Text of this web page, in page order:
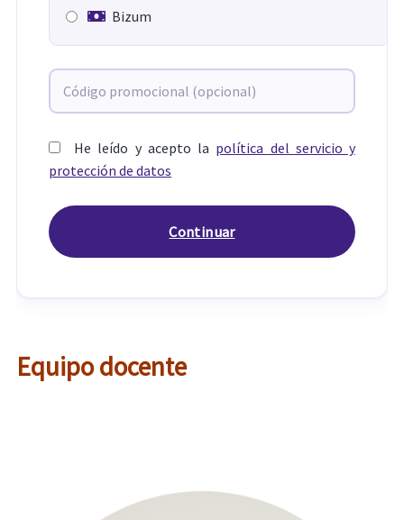
Bizum
He leído y acepto la política del servicio y
protección de datos
Equipo docente